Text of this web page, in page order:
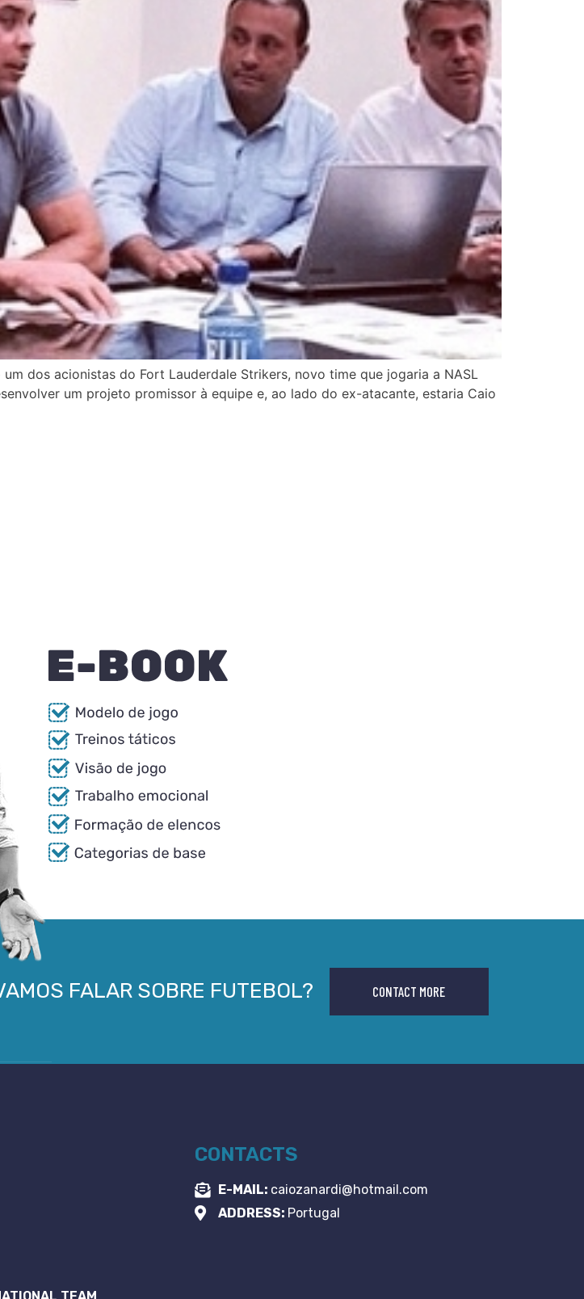
dos acionistas do Fort Lauderdale Strikers, novo time que jogaria a NASL
um projeto promissor à equipe e, ao lado do ex-atacante, estaria Caio
FALAR SOBRE FUTEBOL? CONTACT MORE
CONTACTS
E-MAIL: caiozanardi@hotmail.com
ADDRESS: Portugal